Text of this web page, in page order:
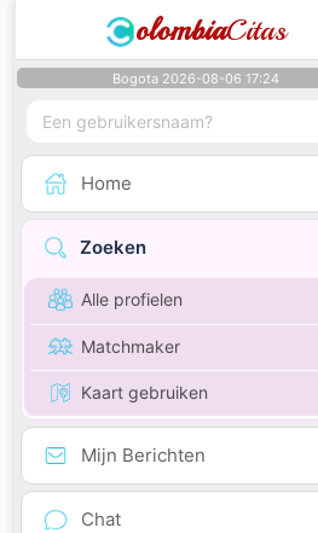
olombiaCitas
Bogota 2026-08-06 17:24
Home
Zoeken
Alle profielen
Matchmaker
Kaart gebruiken
Mijn Berichten
Chat